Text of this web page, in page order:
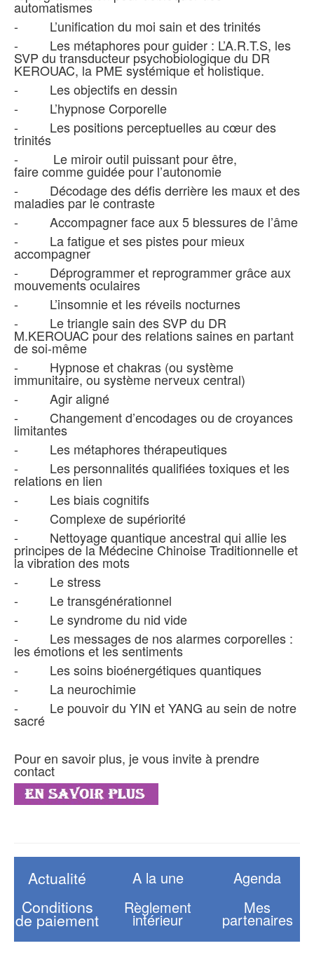
automatismes
- L’unification du moi sain et des trinités
- Les métaphores pour guider : L’A.R.T.S, les
SVP du transducteur psychobiologique du DR
KEROUAC, la PME systémique et holistique.
- Les objectifs en dessin
- L’hypnose Corporelle
- Les positions perceptuelles au cœur des
trinités
- Le miroir outil puissant pour être,
faire comme guidée pour l’autonomie
- Décodage des défis derrière les maux et des
maladies par le contraste
- Accompagner face aux 5 blessures de l’âme
- La fatigue et ses pistes pour mieux
accompagner
- Déprogrammer et reprogrammer grâce aux
mouvements oculaires
- L’insomnie et les réveils nocturnes
- Le triangle sain des SVP du DR
M.KEROUAC pour des relations saines en partant
de soi-même
- Hypnose et chakras (ou système
immunitaire, ou système nerveux central)
- Agir aligné
- Changement d’encodages ou de croyances
limitantes
- Les métaphores thérapeutiques
- Les personnalités qualifiées toxiques et les
relations en lien
- Les biais cognitifs
- Complexe de supériorité
- Nettoyage quantique ancestral qui allie les
principes de la Médecine Chinoise Traditionnelle et
la vibration des mots
- Le stress
- Le transgénérationnel
- Le syndrome du nid vide
- Les messages de nos alarmes corporelles :
les émotions et les sentiments
- Les soins bioénergétiques quantiques
- La neurochimie
- Le pouvoir du YIN et YANG au sein de notre
sacré
Pour en savoir plus, je vous invite à prendre
contact
Actualité A la une Agenda
Conditions
de paiement
Règlement
intérieur
Mes
partenaires